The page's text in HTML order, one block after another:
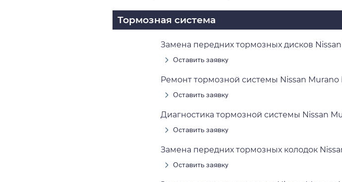
Тормозная система
Замена передних тормозных дисков
Оставить заявку
Ремонт тормозной системы Nissan Murano
Оставить заявку
Диагностика тормозной системы Nissan
Оставить заявку
Замена передних тормозных колодок
Оставить заявку